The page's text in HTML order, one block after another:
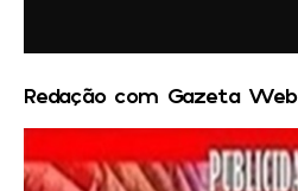
Redação com Gazeta Web